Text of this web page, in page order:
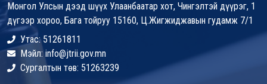
Монгол Улсын дээд шүүх Улаанбаатар хот, Чингэлтэй дүүрэг, 1
дүгээр хороо, Бага тойруу 15160, Ц.Жигжиджавын гудамж 7/1
Утас: 51261811
Мэйл: info@jtrii.gov.mn
Сургалтын төв: 51263239